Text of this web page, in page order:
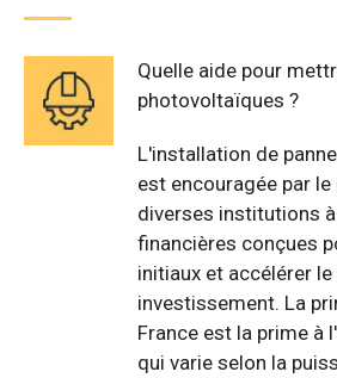
Quelle aide pour
photovoltaïques ?
L'installation de
est encouragée par
diverses institutions
financières conçues
initiaux et accélérer
investissement. La
France est la prime à
qui varie selon la